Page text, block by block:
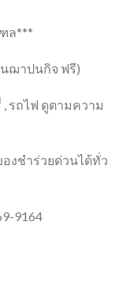
ล***
ฌาปนกิจ ฟรี)
, รถไฟ ดูตามความ
งชำร่วยด่วนได้ทั่ว
9164